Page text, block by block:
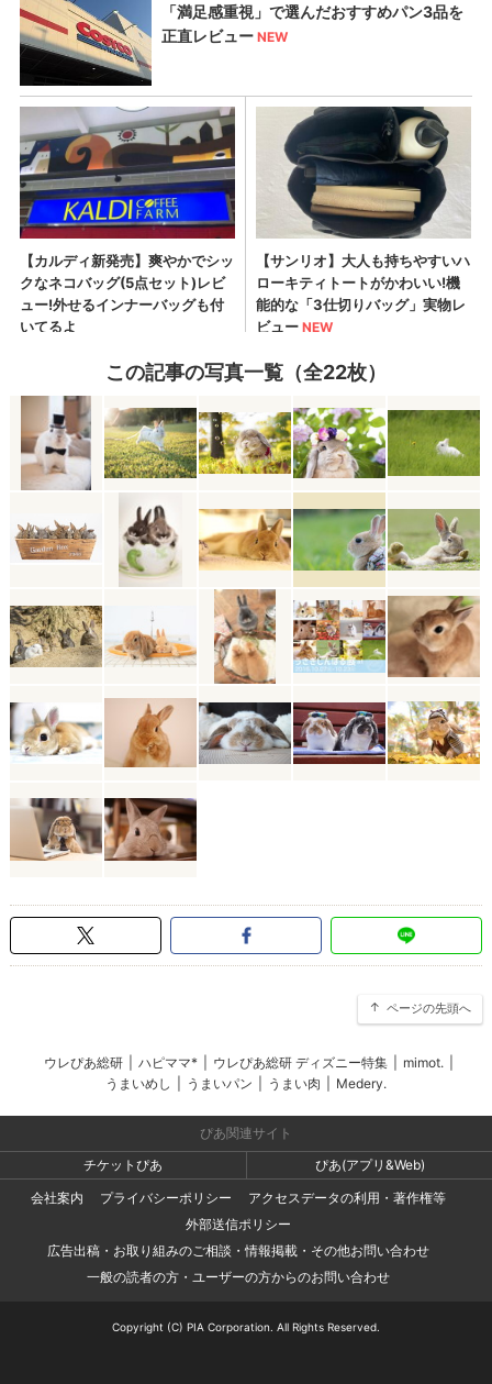
この記事の写真一覧（全22枚）
ページの先頭へ
ウレぴあ総研 ハピママ* ウレぴあ総研 ディズニー特集 mimot.
うまいめし
うまいパン うまい肉 Medery.
ぴあ関連サイト
チケットぴあ
ぴあ(アプリ&Web)
会社案内
プライバシーポリシー
アクセスデータの利用・著作権等
外部送信ポリシー
広告出稿・お取り組みのご相談・情報掲載・その他お問い合わせ
一般の読者の方・ユーザーの方からのお問い合わせ
Copyright (C) PIA Corporation. All Rights Reserved.